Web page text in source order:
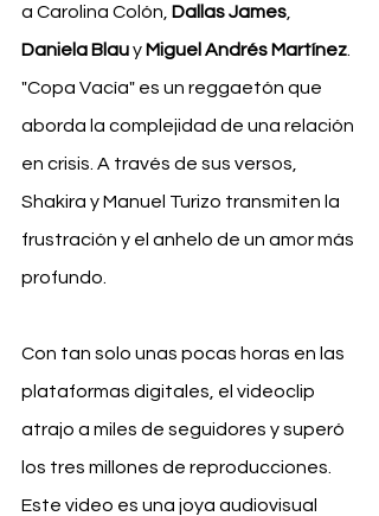
a Carolina Colón, Dallas James
Daniela Blau y Miguel Andrés Martínez
"Copa Vacía" es un reggaetón que
aborda la complejidad de una relación
en crisis. A través de sus versos,
Shakira y Manuel Turizo transmiten la
frustración y el anhelo de un amor más
profundo.
Con tan solo unas pocas horas en las
plataformas digitales, el videoclip
atrajo a miles de seguidores y superó
los tres millones de reproducciones.
Este video es una joya audiovisual